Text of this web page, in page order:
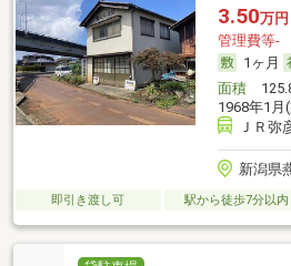
3.50万円
管理費等-
1ヶ月
面積
1968年1月
ＪＲ弥
新潟県
即引き渡し可 駅から徒歩7分以内